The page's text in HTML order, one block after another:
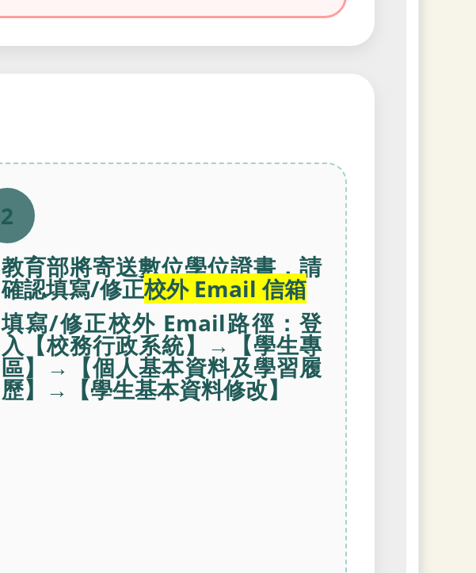
2
教育部將寄送數位學位證書，請
確認填寫/修正校外 Email 信箱
填寫/修正校外 Email路徑：登
入【校務行政系統】→【學生專
區】→【個人基本資料及學習履
歷】→【學生基本資料修改】